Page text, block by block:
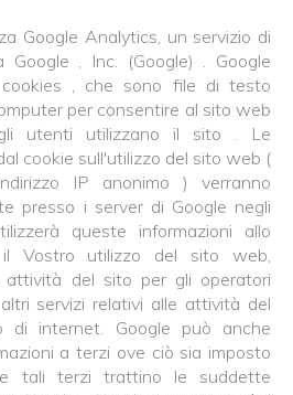
Google Analytics, un servizio di
, Inc. (Google) . Google
, che sono file di testo
per consentire al sito web
utenti utilizzano il sito . Le
cookie sull'utilizzo del sito web (
IP anonimo ) verranno
presso i server di Google negli
queste informazioni allo
Vostro utilizzo del sito web,
attività del sito per gli operatori
servizi relativi alle attività del
di internet. Google può anche
a terzi ove ciò sia imposto
tali terzi trattino le suddette